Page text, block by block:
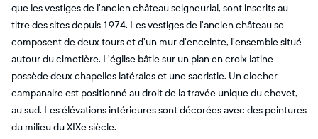
que les vestiges de l’ancien château seigneurial, sont inscrits au
titre des sites depuis 1974. Les vestiges de l’ancien château se
composent de deux tours et d’un mur d’enceinte, l’ensemble situé
autour du cimetière. L’église bâtie sur un plan en croix latine
possède deux chapelles latérales et une sacristie. Un clocher
campanaire est positionné au droit de la travée unique du chevet,
au sud. Les élévations intérieures sont décorées avec des peintures
du milieu du XIXe siècle.